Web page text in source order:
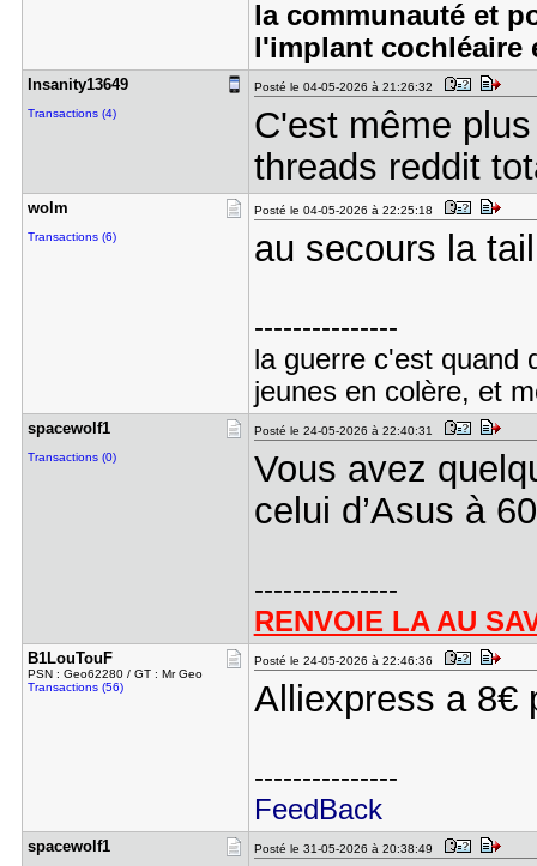
la communauté et
l'implant cochléaire
Insanity13​649
Transactions (4)
Posté le 04-05-2026 à 21:26:32
C'est même
threads reddit
wolm
Transactions (6)
Posté le 04-05-2026 à 22:25:18
au secours la
---------------
la guerre c'est quand
jeunes en colère, et
spacewolf1
Transactions (0)
Posté le 24-05-2026 à 22:40:31
Vous avez
celui d’Asus à
---------------
RENVOIE LA AU
B1LouTouF
PSN : Geo62280 / GT : Mr Geo
Transactions (56)
Posté le 24-05-2026 à 22:46:36
Alliexpress a 8€
---------------
FeedBack
spacewolf1 Posté le 31-05-2026 à 20:38:49